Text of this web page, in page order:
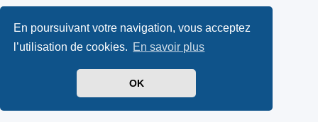
En poursuivant votre navigation, vous acceptez
l’utilisation de cookies. En savoir plus
OK